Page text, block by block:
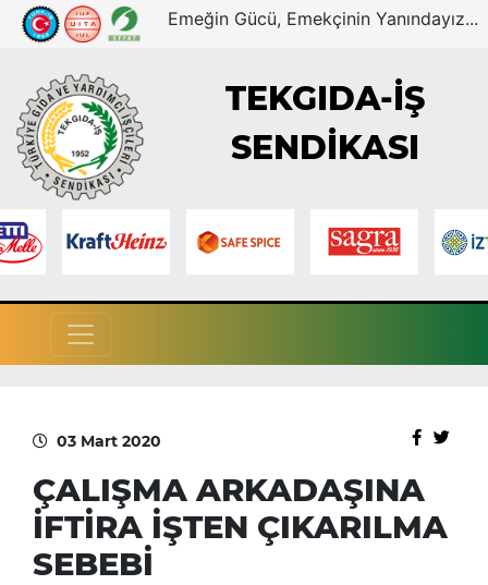
Emeğin Gücü, Emekçinin Yanındayız...
TEKGIDA-İŞ
SENDİKASI
03 Mart 2020
ÇALIŞMA ARKADAŞINA
İFTİRA İŞTEN ÇIKARILMA
SEBEBİ